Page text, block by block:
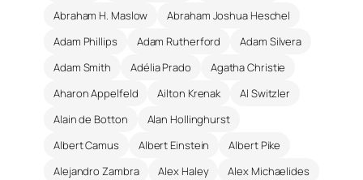
Abraham H. Maslow
Abraham Joshua Heschel
Adam Phillips
Adam Rutherford
Adam Silvera
Adam Smith
Adélia Prado
Agatha Christie
Aharon Appelfeld
Ailton Krenak
Al Switzler
Alain de Botton
Alan Hollinghurst
Albert Camus
Albert Einstein
Albert Pike
Alejandro Zambra
Alex Haley Alex Michaelides